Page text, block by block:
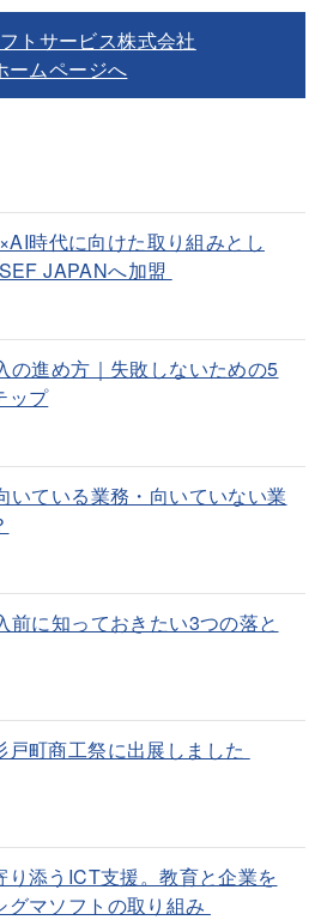
トサービス株式会社
ームページへ
時代に向けた取り組みとし
JAPANへ加盟
の進め方｜失敗しないための5
ップ
いている業務・向いていない業
前に知っておきたい3つの落と
戸町商工祭に出展しました
り添うICT支援。教育と企業を
グマソフトの取り組み